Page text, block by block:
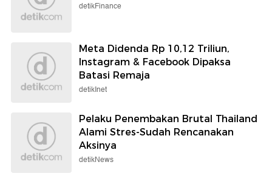
detikFinance
Meta Didenda Rp 10,12 Triliun,
Instagram & Facebook Dipaksa
Batasi Remaja
detikInet
Pelaku Penembakan Brutal Thailand
Alami Stres-Sudah Rencanakan
Aksinya
detikNews